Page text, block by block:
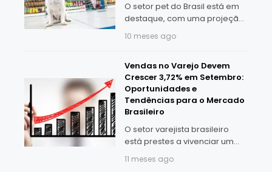
O setor pet do Brasil está em
destaque, com uma projeção
de R$ 78 bilhões em
faturamento até o fim de 2025.
21,71% da população
10 meses ago
Vendas no Varejo Devem
Crescer 3,72% em Setembro:
Oportunidades e
Tendências para o Mercado
Brasileiro
O setor varejista brasileiro
está prestes a vivenciar um
avanço significativo em
setembro, com projeção de
11 meses ago